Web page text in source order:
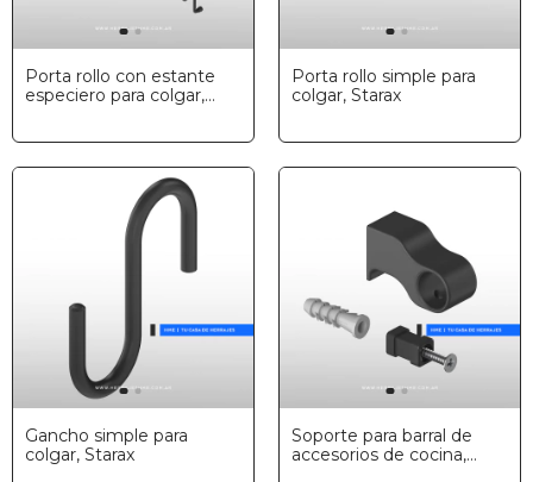
Porta rollo con estante
especiero para colgar,
Porta rollo simple para
colgar, Starax
Gancho simple para
colgar, Starax
Soporte para barral de
accesorios de cocina,